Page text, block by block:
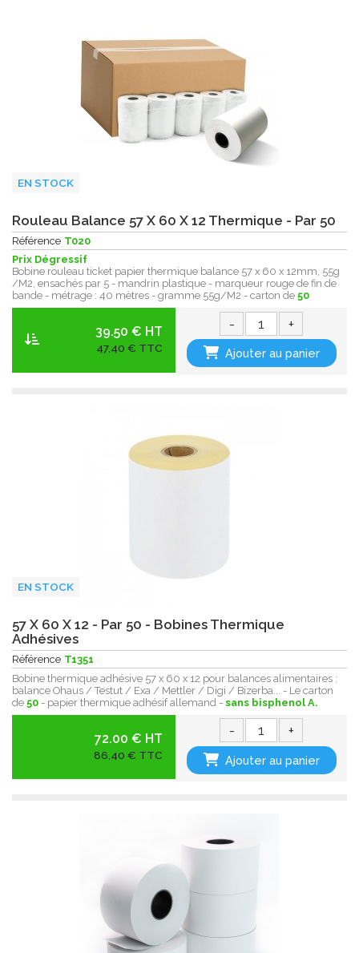
EN STOCK
Rouleau Balance 57 X 60 X 12 Thermique - Par 50
Référence T020
Prix Dégressif
Bobine rouleau ticket papier thermique balance 57 x 60 x 12mm, 55g
/M2, ensachés par 5 - mandrin plastique - marqueur rouge de fin de
bande - métrage : 40 mètres - gramme 55g/M2 - carton de 50
39.50 € HT
47,40 € TTC
- +
Ajouter au panier
EN STOCK
57 X 60 X 12 - Par 50 - Bobines Thermique
Adhésives
Référence T1351
Bobine thermique adhésive 57 x 60 x 12 pour balances alimentaires :
balance Ohaus / Testut / Exa / Mettler / Digi / Bizerba... - Le carton
de 50 - papier thermique adhésif allemand - sans bisphenol A.
72.00 € HT
86,40 € TTC
- +
Ajouter au panier